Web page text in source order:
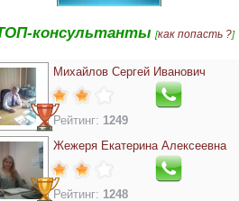
консультанты [как попасть ?]
Михайлов Сергей Иванович
Рейтинг: 1249
Жежеря Екатерина Алексеевна
Рейтинг: 1248